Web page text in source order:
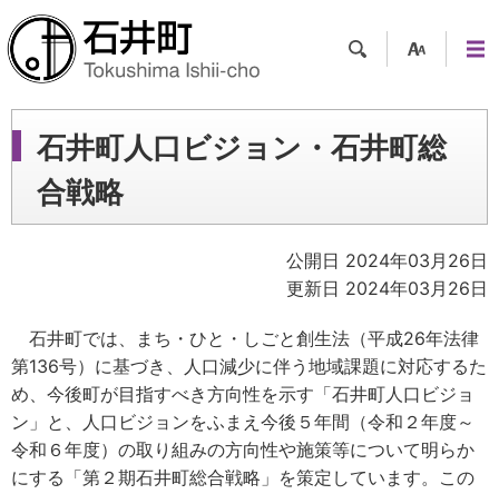
ツー
ル
ュー
石井町人口ビジョン・石井町総
合戦略
公開日 2024年03月26日
更新日 2024年03月26日
石井町では、まち・ひと・しごと創生法（平成26年法律
第136号）に基づき、人口減少に伴う地域課題に対応するた
め、今後町が目指すべき方向性を示す「石井町人口ビジョ
ン」と、人口ビジョンをふまえ今後５年間（令和２年度～
令和６年度）の取り組みの方向性や施策等について明らか
にする「第２期石井町総合戦略」を策定しています。この